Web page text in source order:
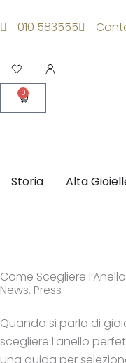
al
010 583555
0
Carrello
Storia Alta
Come Scegliere
News, Press
Quando si parla di
scegliere l’anello